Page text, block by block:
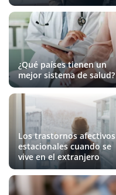
¿Qué países tienen un
mejor sistema de salud?
Los trastornos afectivos
estacionales cuando se
vive en el extranjero